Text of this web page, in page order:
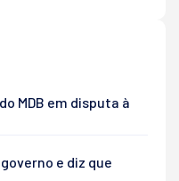
MDB em disputa à
e diz que